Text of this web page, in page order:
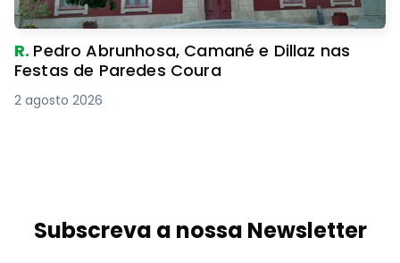
R. Pedro Abrunhosa, Camané e Dillaz nas
Festas de Paredes Coura
2 agosto 2026
Subscreva a nossa Newsletter